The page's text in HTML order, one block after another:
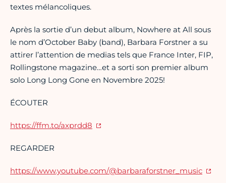
textes mélancoliques.
Après la sortie d’un debut album, Nowhere at All sous
le nom d’October Baby (band), Barbara Forstner a su
attirer l’attention de medias tels que France Inter, FIP,
Rollingstone magazine…et a sorti son premier album
solo Long Long Gone en Novembre 2025!
ÉCOUTER
https://ffm.to/axprdd8
REGARDER
https://www.youtube.com/@barbaraforstner _music